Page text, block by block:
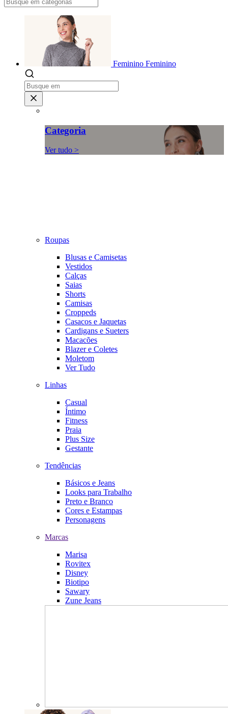
Feminino Feminino
Categoria
Ver tudo >
Roupas
Blusas e Camisetas
Vestidos
Calças
Saias
Shorts
Camisas
Croppeds
Casacos e Jaquetas
Cardigans e Sueters
Macacões
Blazer e Coletes
Moletom
Ver Tudo
Linhas
Casual
Íntimo
Fitness
Praia
Plus Size
Gestante
Tendências
Básicos e Jeans
Looks para Trabalho
Preto e Branco
Cores e Estampas
Personagens
Marcas
Marisa
Rovitex
Disney
Biotipo
Sawary
Zune Jeans